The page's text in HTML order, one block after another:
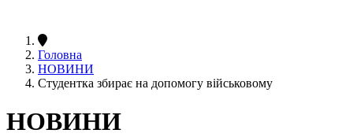
Головна
НОВИНИ
Студентка збирає на допомогу військовому
НОВИНИ